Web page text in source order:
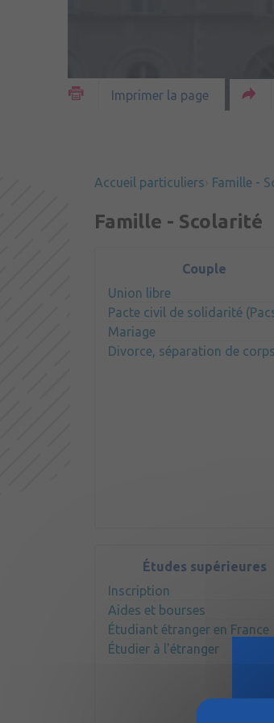
Imprimer la page
Accueil particuliers Famille -
Famille - Scolarité
Couple
Union libre
Pacte civil de solidarité
Mariage
Divorce, séparation de corps
Études supérieures
Inscription
Aides et bourses
Étudiant étranger en France
Étudier à l'étranger